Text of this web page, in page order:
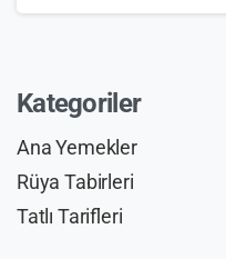
Kategoriler
Ana Yemekler
Rüya Tabirleri
Tatlı Tarifleri